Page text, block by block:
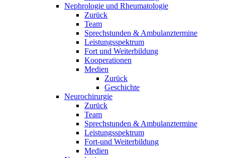
Nephrologie und Rheumatologie
Zurück
Team
Sprechstunden & Ambulanztermine
Leistungsspektrum
Fort und Weiterbildung
Kooperationen
Medien
Zurück
Geschichte
Neurochirurgie
Zurück
Team
Sprechstunden & Ambulanztermine
Leistungsspektrum
Fort-und Weiterbildung
Medien